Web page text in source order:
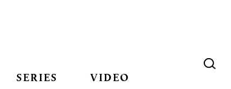
SERIES VIDEO